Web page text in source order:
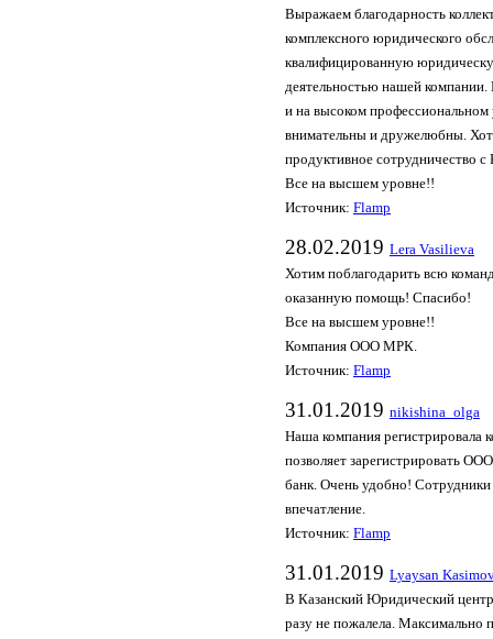
Выражаем благодарность
комплексного юридического
квалифицированную
деятельностью нашей компании.
и на высоком
внимательны и дружелюбны.
продуктивное сотрудничество
Все на высшем уровне!!
Источник: Flamp
28.02.2019 Lera Vasilieva
Хотим поблагодарить всю
оказанную помощь! Спасибо!
Все на высшем уровне!!
Компания ООО МРК.
Источник: Flamp
31.01.2019 nikishina_olga
Наша компания регистрировала
позволяет зарегистрировать
банк. Очень удобно! Сотрудники
впечатление.
Источник: Flamp
31.01.2019 Lyaysan
В Казанский Юридический
разу не пожалела. Максимально